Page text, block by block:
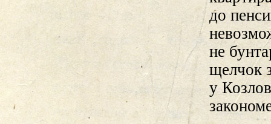
до
не
щелчок
у